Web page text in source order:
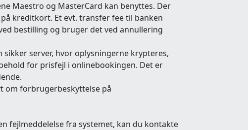
Maestro og MasterCard kan benyttes. Der
kreditkort. Et evt. transfer fee til banken
bestilling og bruger det ved annullering
server, hvor oplysningerne krypteres,
for prisfejl i onlinebookingen. Det er
om forbrugerbeskyttelse på
fejlmeddelelse fra systemet, kan du kontakte